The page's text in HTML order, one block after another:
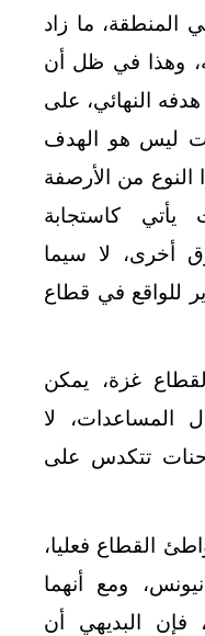
المنطقة، ما زاد
وهذا في ظل أن
هدفه النهائي، على
ليس هو الهدف
النوع من الأرصفة
يأتي كاستجابة
أخرى، لا سيما
للواقع في قطاع
غزة، يمكن
المساعدات، لا
تتكدس على
القطاع فعليا،
ومع أنهما
فإن البديهي أن